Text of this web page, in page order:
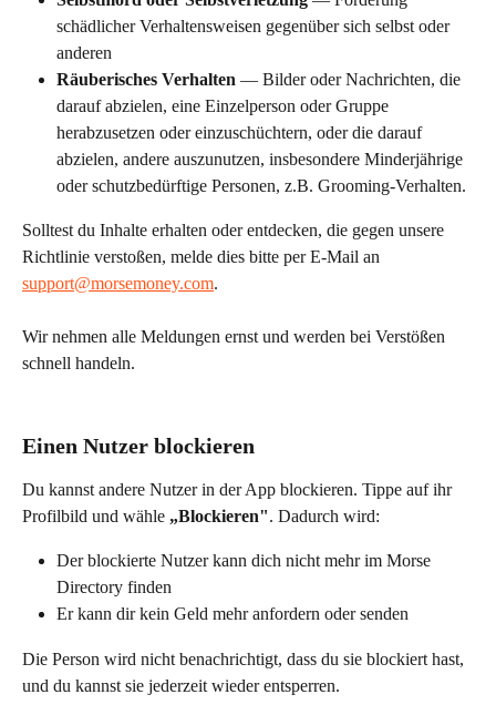
schädlicher Verhaltensweisen gegenüber sich selbst oder
anderen
Räuberisches Verhalten — Bilder oder Nachrichten, die
darauf abzielen, eine Einzelperson oder Gruppe
herabzusetzen oder einzuschüchtern, oder die darauf
abzielen, andere auszunutzen, insbesondere Minderjährige
oder schutzbedürftige Personen, z.B. Grooming-Verhalten.
Solltest du Inhalte erhalten oder entdecken, die gegen unsere
Richtlinie verstoßen, melde dies bitte per E-Mail an
support@morsemoney.com.
Wir nehmen alle Meldungen ernst und werden bei Verstößen
schnell handeln.
Einen Nutzer blockieren
Du kannst andere Nutzer in der App blockieren. Tippe auf ihr
Profilbild und wähle „Blockieren". Dadurch wird:
Der blockierte Nutzer kann dich nicht mehr im Morse
Directory finden
Er kann dir kein Geld mehr anfordern oder senden
Die Person wird nicht benachrichtigt, dass du sie blockiert hast,
und du kannst sie jederzeit wieder entsperren.